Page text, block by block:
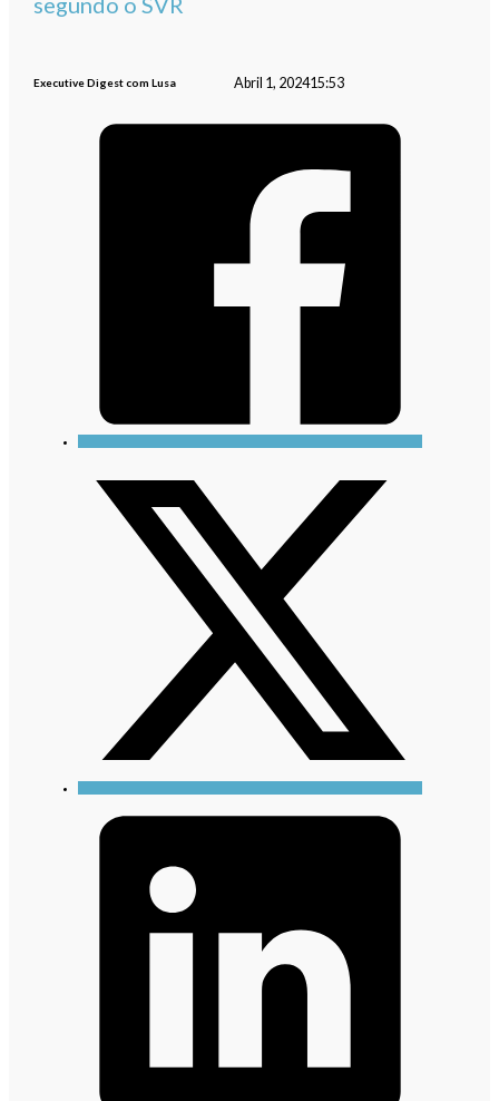
Executive Digest com Lusa Abril 1, 202415:53